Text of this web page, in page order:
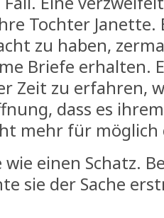
Tochter
zu haben,
Briefe erhalten.
Zeit zu erfahren,
dass es
mehr für
einen Schatz.
sie der Sache